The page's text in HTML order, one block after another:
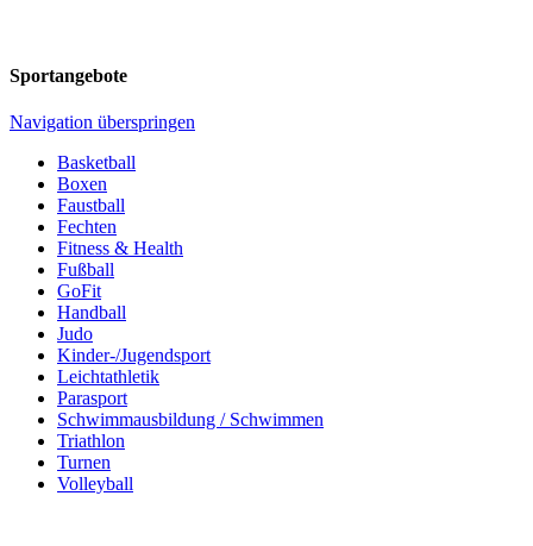
Sportangebote
Navigation überspringen
Basketball
Boxen
Faustball
Fechten
Fitness & Health
Fußball
GoFit
Handball
Judo
Kinder-/Jugendsport
Leichtathletik
Parasport
Schwimmausbildung / Schwimmen
Triathlon
Turnen
Volleyball